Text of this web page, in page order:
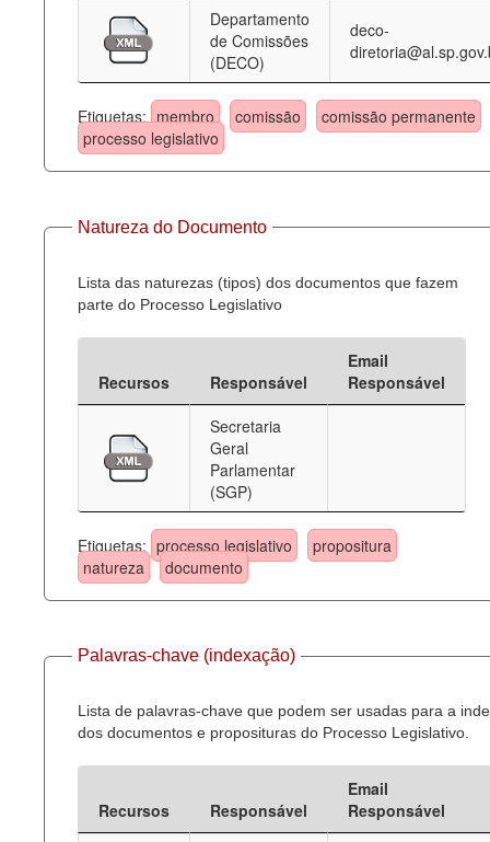
Departamento
de Comissões
(DECO)
deco-
Etiquetas: membro comissão
comissão permanente
processo legislativo
Natureza do Documento
Lista das naturezas (tipos) dos documentos que fazem
parte do Processo Legislativo
Recursos Responsável
Email
Responsável
Secretaria
Geral
Parlamentar
(SGP)
Etiquetas: processo legislativo
propositura
natureza
documento
Palavras-chave (indexação)
Lista de palavras-chave que podem ser usadas para a
dos documentos e proposituras do Processo Legislativo.
Recursos Responsável
Email
Responsável